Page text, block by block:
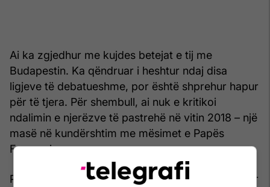
Ai ka zgjedhur me kujdes betejat e tij me
Budapestin. Ka qëndruar i heshtur ndaj disa
ligjeve të debatueshme, por është shprehur hapur
për të tjera. Për shembull, ai nuk e kritikoi
ndalimin e njerëzve të pastrehë në vitin 2018 – një
masë në kundërshtim me mësimet e Papës
Françesku.
Por, kur Qeveria ndërmori hapin për të shtetëzuar